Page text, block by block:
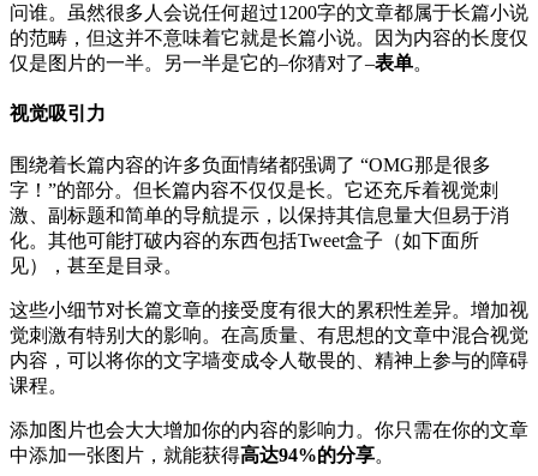
问谁。虽然很多人会说任何超过1200字的文章都属于长篇小说
的范畴，但这并不意味着它就是长篇小说。因为内容的长度仅
仅是图片的一半。另一半是它的–你猜对了–表单。
视觉吸引力
围绕着长篇内容的许多负面情绪都强调了 “OMG那是很多
字！”的部分。但长篇内容不仅仅是长。它还充斥着视觉刺
激、副标题和简单的导航提示，以保持其信息量大但易于消
化。其他可能打破内容的东西包括Tweet盒子（如下面所
见），甚至是目录。
这些小细节对长篇文章的接受度有很大的累积性差异。增加视
觉刺激有特别大的影响。在高质量、有思想的文章中混合视觉
内容，可以将你的文字墙变成令人敬畏的、精神上参与的障碍
课程。
添加图片也会大大增加你的内容的影响力。你只需在你的文章
中添加一张图片，就能获得高达94%的分享。